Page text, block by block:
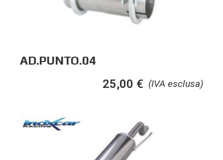
AD.PUNTO.04
(IVA esclusa)
25,00 €